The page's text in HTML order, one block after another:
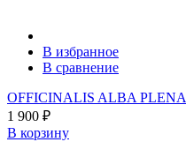
В избранное
В сравнение
OFFICINALIS ALBA PLENA
1 900 ₽
В корзину